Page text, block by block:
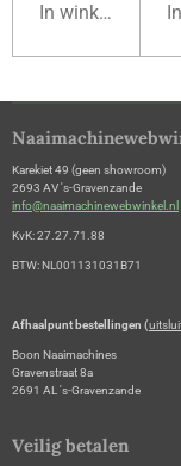
In winkelwagen
Karekiet 49 (geen showroom)
2693 AV 's-Gravenzande
info@naaimachinewebwinkel.nl
KvK: 27.27.71.88
BTW: NL001131031B71
Afhaalpunt bestellingen (
Boon Naaimachines
Gravenstraat 8a
2691 AL 's-Gravenzande
Veilig betalen